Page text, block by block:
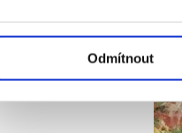
Odmítnout